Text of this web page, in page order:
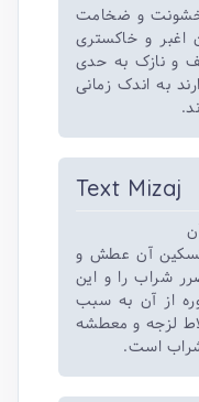
خشونت و ضخامت
و خاکستری
و نازک به حدی
به اندک زمانی
Text Mizaj
آن عطش و
شراب را و این
از آن به سبب
لزجه و معطشه
شراب است.